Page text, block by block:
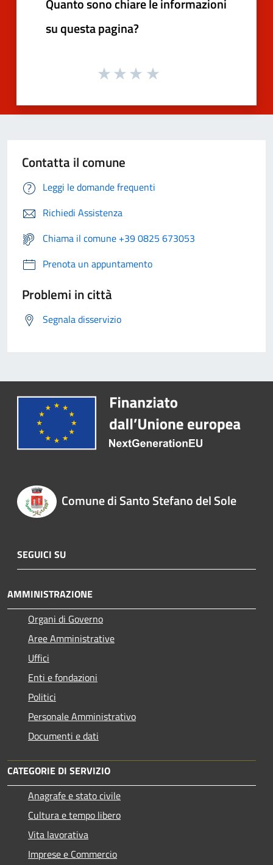
su questa pagina?
Contatta il comune
Leggi le domande frequenti
Richiedi Assistenza
Chiama il comune +39 0825 673053
Prenota un appuntamento
Problemi in città
Segnala disservizio
Comune di Santo Stefano del Sole
SEGUICI SU
AMMINISTRAZIONE
Organi di Governo
Aree Amministrative
Uffici
Enti e fondazioni
Politici
Personale Amministrativo
Documenti e dati
CATEGORIE DI SERVIZIO
Anagrafe e stato civile
Cultura e tempo libero
Vita lavorativa
Imprese e Commercio